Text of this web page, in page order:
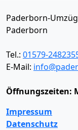
Paderborn-
Paderborn
Tel.: 01579-
E-Mail:
Öffnungszeiten:
Impressum
Datenschutz